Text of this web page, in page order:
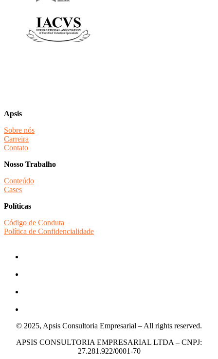
Apsis
Sobre nós
Carreira
Contato
Nosso Trabalho
Conteúdo
Cases
Políticas
Código de Conduta
Política de Confidencialidade
© 2025, Apsis Consultoria Empresarial – All rights reserved.
APSIS CONSULTORIA EMPRESARIAL LTDA – CNPJ:
27.281.922/0001-70